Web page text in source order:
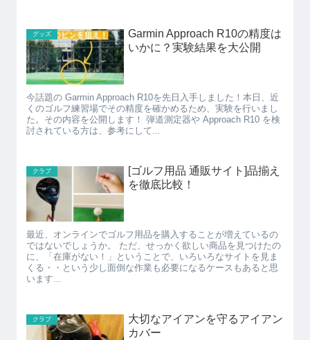
グッズ
Garmin Approach R10の精度は
いかに？実験結果を大公開
今話題の Garmin Approach R10を先日入手しました！本日、近
くのゴルフ練習場でその精度を確かめるため、実験を行いまし
た。その内容を公開します！ 弾道測定器や Approach R10 を検
討されている方は、参考にして...
クラブ
[ゴルフ用品 通販サイト]品揃え
を徹底比較！
最近、オンラインでゴルフ用品を購入することが増えているの
ではないでしょうか。 ただ、せっかく欲しい商品を見つけたの
に、「在庫がない！」ということで、いろいろなサイトを見ま
くる・・という少し面倒な作業も必要になるケースもあると思
います...
クラブ
大切なアイアンを守るアイアン
カバー